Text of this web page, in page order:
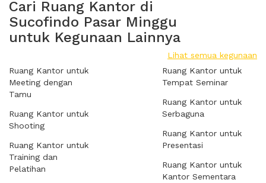
Cari Ruang Kantor di
Sucofindo Pasar Minggu
untuk Kegunaan Lainnya
Lihat semua kegunaan
Ruang Kantor untuk
Meeting dengan
Tamu
Ruang Kantor untuk
Shooting
Ruang Kantor untuk
Training dan
Pelatihan
Ruang Kantor untuk
Tempat Seminar
Ruang Kantor untuk
Serbaguna
Ruang Kantor untuk
Presentasi
Ruang Kantor untuk
Kantor Sementara